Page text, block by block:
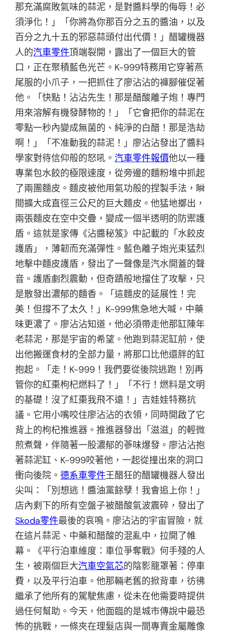
那充滿腐敗氣味的蒜泥，是對醬料學的侮辱！必
須淨化！」「你將為你那百分之五的醬油，以及
百分之九十五的邪惡蒜頭付出代價！」醋罐機器
人的汽車零件頂端裂開，露出了一個巨大的管
口，正在聚積藍色光芒。K-999特務用它穿著燕
尾服的小爪子，一把抓住了廖沾沾的褲腳催促著
他。「快點！沾沾先生！那是醋酸離子炮！專門
用來溶解有機發酵物的！」「它會把你的蒜泥在
零點一秒內變成無菌的、純淨的白醋！那是浩劫
啊！」「不准動我的蒜泥！」廖沾沾發出了醬料
學家對待信仰般的怒吼。汽車零件報價他以一種
專業包水餃的極限速度，從旁邊的麵粉堆中抓起
了兩團麵皮。麵皮被他用氣功般的捏製手法，瞬
間擴大成直徑三公尺的巨大麵皮。他猛地擲出，
兩張麵皮在空中交疊，變成一個半透明的防禦護
盾。這就是家傳《沾醬秘笈》中記載的「水餃皮
護盾」，薄韌而充滿彈性。藍色離子炮光束猛烈
地擊中麵皮護盾，發出了一聲像是汽水開蓋的聲
音。護盾劇烈震動，但奇蹟般地擋住了攻擊，只
是散發出濃郁的麵香。「這麵皮的延展性！完
美！但撐不了太久！」K-999焦急地大喊，中藥
味更濃了。廖沾沾知道，他必須帶走他那缸陳年
老蒜泥，那是宇宙的希望。他跑到蒜泥缸前，使
出他搬運食材的全部力量，將那口比他還胖的缸
抱起。「走！K-999！我們要從後院逃跑！別再
管你的紅棗枸杞燃料了！」「不行！燃料是文明
的基礎！沒了紅棗我飛不遠！」吉娃娃特務抗
議。它用小嘴咬住廖沾沾的衣領，同時開啟了它
背上的枸杞推進器。推進器發出「滋滋」的輕微
煎煮聲，伴隨著一股濃郁的蔘味爆發。廖沾沾抱
著蒜泥缸、K-999咬著他，一起從撞出來的洞口
衝向後院。德系車零件王醋狂的醋罐機器人發出
尖叫：「別想逃！醬油黨餘孽！我會追上你！」
店內剩下的所有空盤子被醋酸氣波震碎，發出了
Skoda零件最後的哀鳴。廖沾沾的宇宙冒險，就
在這片蒜泥、中藥和醋酸的混亂中，拉開了帷
幕。《平行泊車維度：車位爭奪戰》何手殘的人
生，被兩個巨大汽車空氣芯的陰影籠罩著：停車
費，以及平行泊車。他那輛老舊的掀背車，彷彿
繼承了他所有的駕駛焦慮，從未在他需要時提供
過任何幫助。今天，他面臨的是城市傳說中最恐
怖的挑戰，一條夾在理髮店與一間專賣金屬雕像